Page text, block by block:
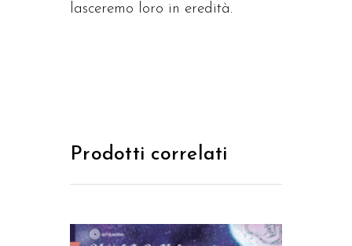
lasceremo loro in eredità.
Prodotti correlati